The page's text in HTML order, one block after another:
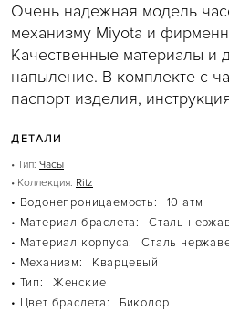
Очень надежная модель
механизму Miyota и
Качественные материалы и
напыление. В комплекте с
паспорт изделия,
ДЕТАЛИ
• Тип: Часы
• Коллекция: Ritz
• Водонепроницаемость:
10 атм
• Материал браслета:
Сталь
• Материал корпуса:
Сталь
• Механизм:
Кварцевый
• Тип:
Женские
• Цвет браслета:
Биколор
SLOAN
SOHO
WHITNEY
БЕЖЕВЫЕ СУМКИ
БЕЛЫЕ СУМКИ
ГОЛУБЫЕ СУМКИ
ЧЕРНЫЕ СУМКИ
РЮКЗАКИ
ABBEY
BROOKLIN
RHEA
КОРИЧНЕВЫЕ РЮКЗАКИ
ЧАСЫ
ACCELERATOR